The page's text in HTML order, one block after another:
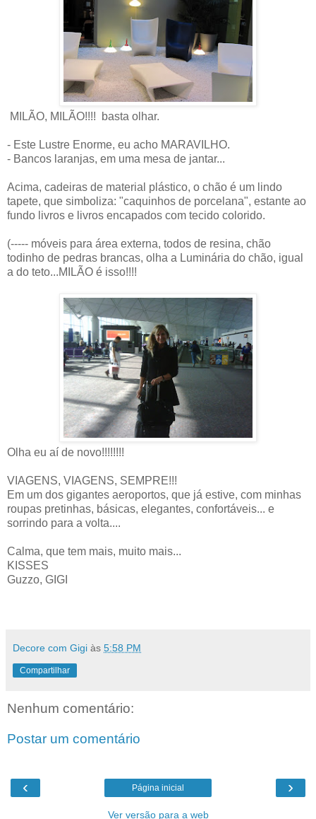
MILÃO, MILÃO!!!! basta olhar.
- Este Lustre Enorme, eu acho MARAVILHO.
- Bancos laranjas, em uma mesa de jantar...
Acima, cadeiras de material plástico, o chão é um lindo
tapete, que simboliza: "caquinhos de porcelana", estante ao
fundo livros e livros encapados com tecido colorido.
(----- móveis para área externa, todos de resina, chão
todinho de pedras brancas, olha a Luminária do chão, igual
a do teto...MILÃO é isso!!!!
Olha eu aí de novo!!!!!!!!
VIAGENS, VIAGENS, SEMPRE!!!
Em um dos gigantes aeroportos, que já estive, com minhas
roupas pretinhas, básicas, elegantes, confortáveis... e
sorrindo para a volta....
Calma, que tem mais, muito mais...
KISSES
Guzzo, GIGI
Decore com Gigi às 5:58 PM
Compartilhar
Nenhum comentário:
Postar um comentário
‹ ›
Página inicial
Ver versão para a web